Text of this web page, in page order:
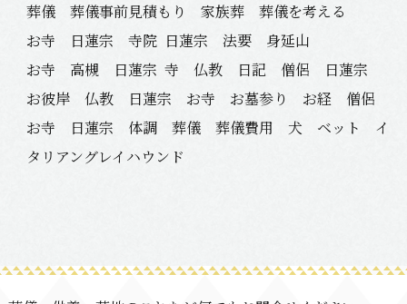
葬儀 葬儀事前見積もり 家族葬 葬儀を考える
お寺 日蓮宗 寺院 日蓮宗 法要 身延山
お寺 高槻 日蓮宗 寺 仏教 日記 僧侶 日蓮宗
お彼岸 仏教 日蓮宗 お寺 お墓参り お経 僧侶
お寺 日蓮宗 体調 葬儀 葬儀費用 犬 ベット イ
タリアングレイハウンド